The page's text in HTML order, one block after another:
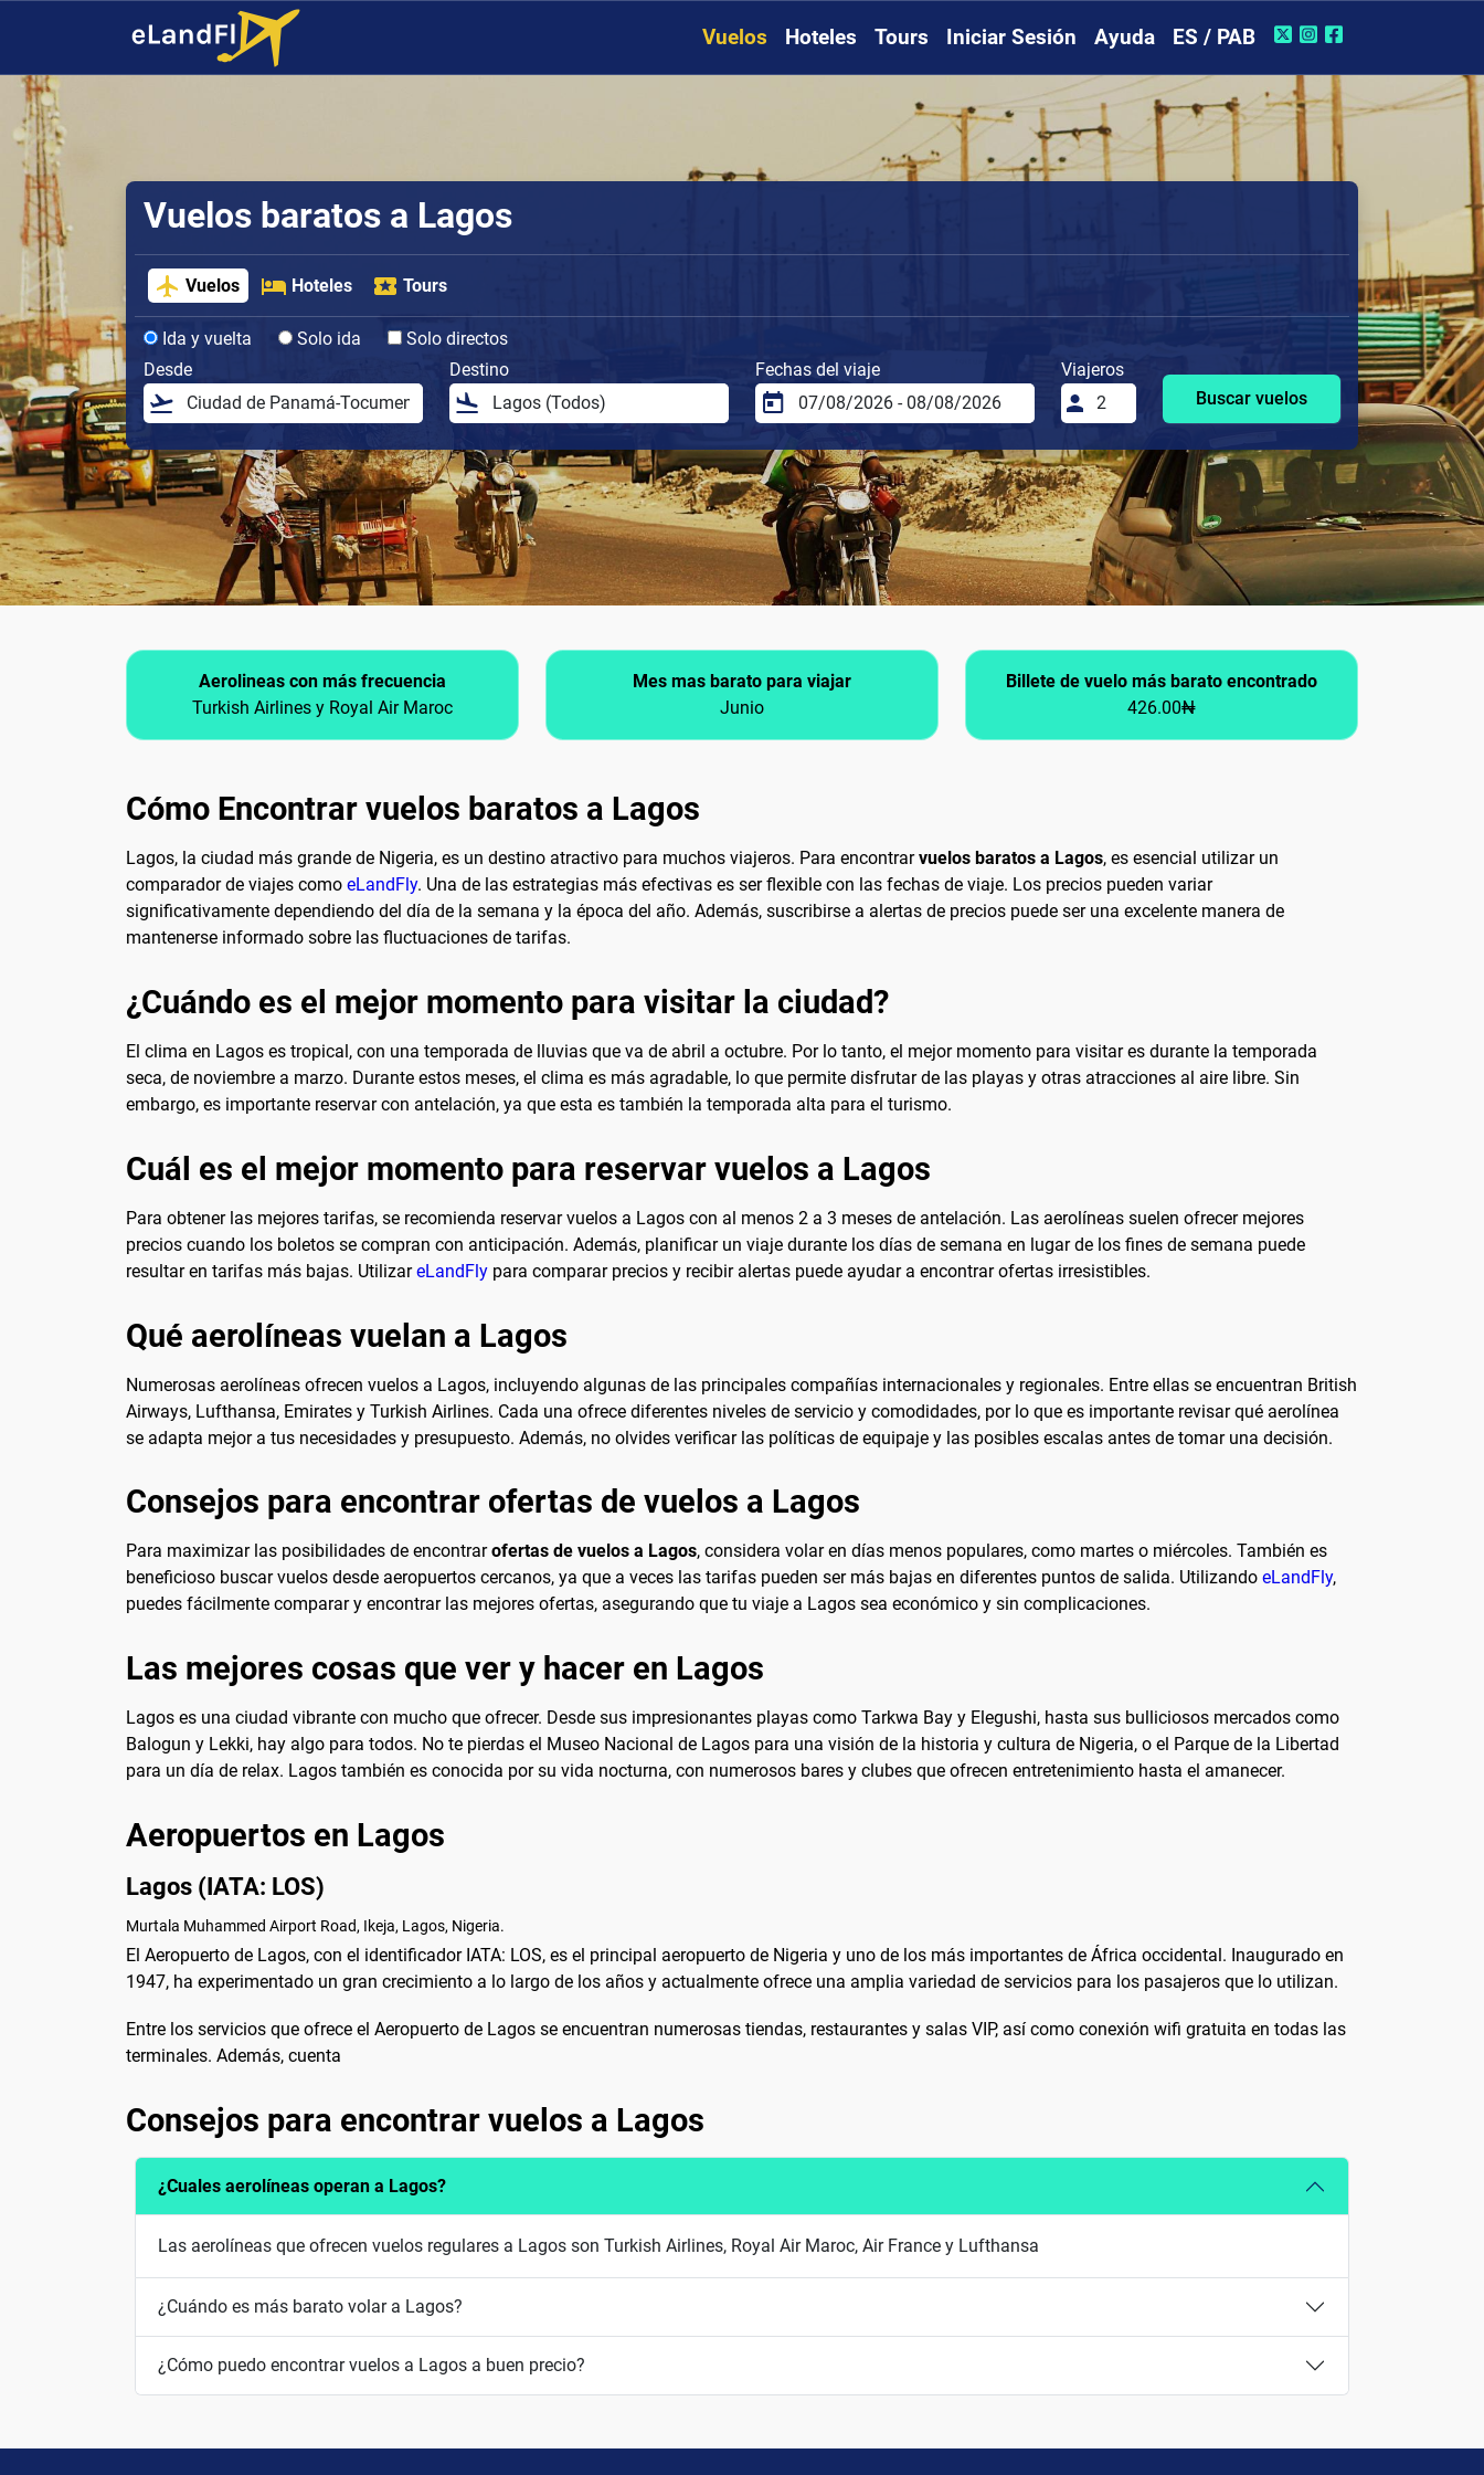
Vuelos Hoteles Tours Iniciar Sesión Ayuda ES / PAB
Vuelos baratos a Lagos
Vuelos Hoteles Tours
Ida y vuelta Solo ida
Solo directos
Desde
Destino Fechas del viaje
Viajeros
Buscar vuelos
Aerolineas con más frecuencia
Turkish Airlines y Royal Air Maroc
Mes mas barato para viajar
Junio
Billete de vuelo más barato encontrado
426.00₦
Cómo Encontrar vuelos baratos a Lagos
Lagos, la ciudad más grande de Nigeria, es un destino atractivo para muchos viajeros. Para encontrarvuelos baratos a Lagos, es esencial utilizar un
comparador de viajes como eLandFly. Una de las estrategias más efectivas es ser flexible con las fechas de viaje. Los precios pueden variar
significativamente dependiendo del día de la semana y la época del año. Además, suscribirse a alertas de precios puede ser una excelente manera de
mantenerse informado sobre las fluctuaciones de tarifas.
¿Cuándo es el mejor momento para visitar la ciudad?
El clima en Lagos es tropical, con una temporada de lluvias que va de abril a octubre. Por lo tanto, el mejor momento para visitar es durante la temporada
seca, de noviembre a marzo. Durante estos meses, el clima es más agradable, lo que permite disfrutar de las playas y otras atracciones al aire libre. Sin
embargo, es importante reservar con antelación, ya que esta es también la temporada alta para el turismo.
Cuál es el mejor momento para reservar vuelos a Lagos
Para obtener las mejores tarifas, se recomienda reservar vuelos a Lagos con al menos 2 a 3 meses de antelación. Las aerolíneas suelen ofrecer mejores
precios cuando los boletos se compran con anticipación. Además, planificar un viaje durante los días de semana en lugar de los fines de semana puede
resultar en tarifas más bajas. UtilizareLandFly para comparar precios y recibir alertas puede ayudar a encontrar ofertas irresistibles.
Qué aerolíneas vuelan a Lagos
Numerosas aerolíneas ofrecen vuelos a Lagos, incluyendo algunas de las principales compañías internacionales y regionales. Entre ellas se encuentran British
Airways, Lufthansa, Emirates y Turkish Airlines. Cada una ofrece diferentes niveles de servicio y comodidades, por lo que es importante revisar qué aerolínea
se adapta mejor a tus necesidades y presupuesto. Además, no olvides verificar las políticas de equipaje y las posibles escalas antes de tomar una decisión.
Consejos para encontrar ofertas de vuelos a Lagos
Para maximizar las posibilidades de encontrarofertas de vuelos a Lagos, considera volar en días menos populares, como martes o miércoles. También es
beneficioso buscar vuelos desde aeropuertos cercanos, ya que a veces las tarifas pueden ser más bajas en diferentes puntos de salida. Utilizando eLandFly,
puedes fácilmente comparar y encontrar las mejores ofertas, asegurando que tu viaje a Lagos sea económico y sin complicaciones.
Las mejores cosas que ver y hacer en Lagos
Lagos es una ciudad vibrante con mucho que ofrecer. Desde sus impresionantes playas como Tarkwa Bay y Elegushi, hasta sus bulliciosos mercados como
Balogun y Lekki, hay algo para todos. No te pierdas el Museo Nacional de Lagos para una visión de la historia y cultura de Nigeria, o el Parque de la Libertad
para un día de relax. Lagos también es conocida por su vida nocturna, con numerosos bares y clubes que ofrecen entretenimiento hasta el amanecer.
Aeropuertos en Lagos
Lagos (IATA: LOS)
Murtala Muhammed Airport Road, Ikeja, Lagos, Nigeria.
El Aeropuerto de Lagos, con el identificador IATA: LOS, es el principal aeropuerto de Nigeria y uno de los más importantes de África occidental. Inaugurado en
1947, ha experimentado un gran crecimiento a lo largo de los años y actualmente ofrece una amplia variedad de servicios para los pasajeros que lo utilizan.
Entre los servicios que ofrece el Aeropuerto de Lagos se encuentran numerosas tiendas, restaurantes y salas VIP, así como conexión wifi gratuita en todas las
terminales. Además, cuenta
Consejos para encontrar vuelos a Lagos
¿Cuales aerolíneas operan a Lagos?
Las aerolíneas que ofrecen vuelos regulares a Lagos son Turkish Airlines, Royal Air Maroc, Air France y Lufthansa
¿Cuándo es más barato volar a Lagos?
¿Cómo puedo encontrar vuelos a Lagos a buen precio?